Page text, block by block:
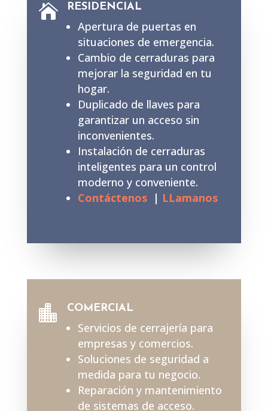
 RESIDENCIAL
Apertura de puertas en
situaciones de emergencia.
Cambio de cerraduras para
mejorar la seguridad en tu
hogar.
Duplicado de llaves para
garantizar un acceso sin
inconvenientes.
Instalación de cerraduras
inteligentes para un control
moderno y conveniente.
Contáctenos| LLamanos
 COMERCIAL
Servicios de cerrajería para
empresas y comercios.
Soluciones de seguridad a
medida para tu negocio.
Reparación y mantenimiento
de sistemas de acceso.